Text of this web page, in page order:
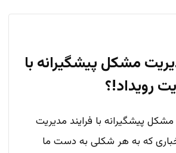
مشکل پیشگیرانه با
رویداد!؟
پیشگیرانه با فرایند مدیریت
که به هر شکلی به دست ما